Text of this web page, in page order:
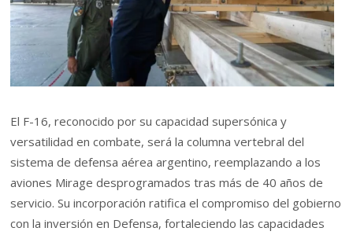
El F-16, reconocido por su capacidad supersónica y
versatilidad en combate, será la columna vertebral del
sistema de defensa aérea argentino, reemplazando a los
aviones Mirage desprogramados tras más de 40 años de
servicio. Su incorporación ratifica el compromiso del gobierno
con la inversión en Defensa, fortaleciendo las capacidades